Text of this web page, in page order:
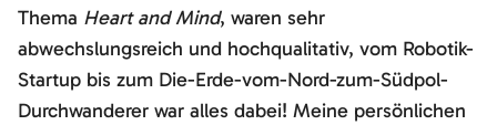
Thema Heart and Mind, waren sehr
abwechslungsreich und hochqualitativ, vom Robotik-
Startup bis zum Die-Erde-vom-Nord-zum-Südpol-
Durchwanderer war alles dabei! Meine persönlichen